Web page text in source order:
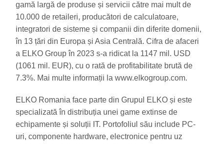
gamă largă de produse și servicii către mai mult de
10.000 de retaileri, producători de calculatoare,
integratori de sisteme și companii din diferite domenii,
în 13 țări din Europa și Asia Centrală. Cifra de afaceri
a ELKO Group în 2023 s-a ridicat la 1147 mil. USD
(1061 mil. EUR), cu o rată de profitabilitate brută de
7.3%. Mai multe informații la www.elkogroup.com.
ELKO Romania face parte din Grupul ELKO și este
specializată în distribuția unei game extinse de
echipamente și soluții IT. Portofoliul său include PC-
uri, componente hardware, electronice pentru uz